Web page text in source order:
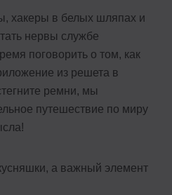
хакеры в белых шляпах и
нервы службе
поговорить о том, как
из решета в
ремни, мы
путешествие по миру
а важный элемент